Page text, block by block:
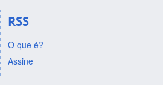
RSS
O que é?
Assine